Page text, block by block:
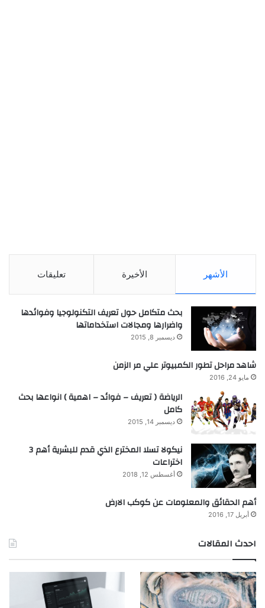
الأشهر الأخيرة تعليقات
بحث متكامل حول تعريف التكنولوجيا وفوائدها
واضرارها ومجالات استخداماتها
ديسمبر 8, 2015
شاهد مراحل تطور الكمبيوتر علي مر الزمن
مايو 24, 2016
الرياضة ( تعريف – فوائد – اهمية ) انواعها بحث
كامل
ديسمبر 14, 2015
نيكولا تسلا المخترع الذي قدم للبشرية أهم 3
اختراعات
أغسطس 12, 2018
أهم الحقائق والمعلومات عن كوكب الارض
أبريل 17, 2016
احدث المقالات